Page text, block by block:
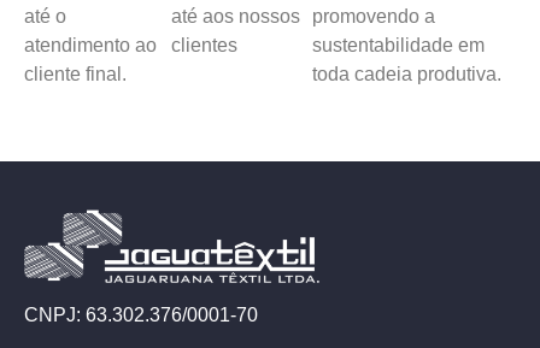
até o
atendimento ao
cliente final.
até aos nossos
clientes
promovendo a
sustentabilidade em
toda cadeia produtiva.
CNPJ: 63.302.376/0001-70